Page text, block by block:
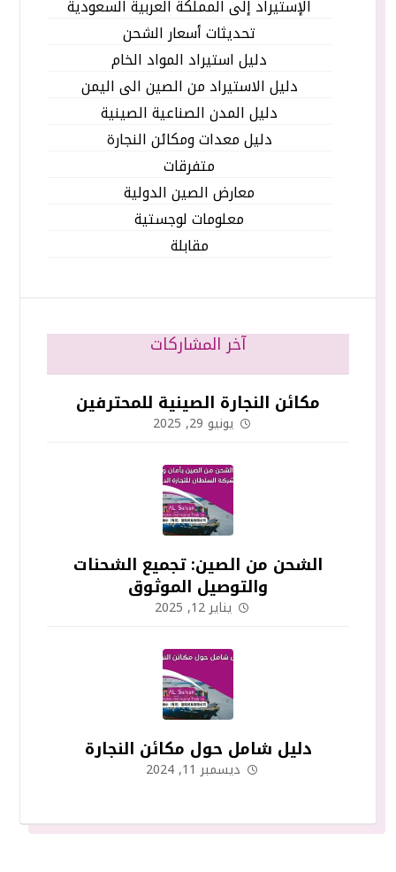
الإستيراد إلى المملكة العربية السعودية
تحديثات أسعار الشحن
دليل استيراد المواد الخام
دليل الاستيراد من الصين الى اليمن
دليل المدن الصناعية الصينية
دليل معدات ومكائن النجارة
متفرقات
معارض الصين الدولية
معلومات لوجستية
مقابلة
آخر المشاركات
مكائن النجارة الصينية للمحترفين
يونيو 29, 2025
الشحن من الصين: تجميع الشحنات
والتوصيل الموثوق
يناير 12, 2025
دليل شامل حول مكائن النجارة
ديسمبر 11, 2024